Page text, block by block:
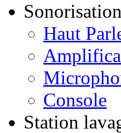
Sonorisation
Haut
Console
Station